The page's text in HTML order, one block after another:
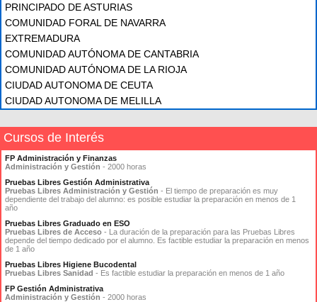
PRINCIPADO DE ASTURIAS
COMUNIDAD FORAL DE NAVARRA
EXTREMADURA
COMUNIDAD AUTÓNOMA DE CANTABRIA
COMUNIDAD AUTÓNOMA DE LA RIOJA
CIUDAD AUTONOMA DE CEUTA
CIUDAD AUTONOMA DE MELILLA
Cursos de Interés
FP Administración y Finanzas
Administración y Gestión - 2000 horas
Pruebas Libres Gestión Administrativa
Pruebas Libres Administración y Gestión - El tiempo de preparación es muy
dependiente del trabajo del alumno: es posible estudiar la preparación en menos de 1
año
Pruebas Libres Graduado en ESO
Pruebas Libres de Acceso - La duración de la preparación para las Pruebas Libres
depende del tiempo dedicado por el alumno. Es factible estudiar la preparación en menos
de 1 año
Pruebas Libres Higiene Bucodental
Pruebas Libres Sanidad - Es factible estudiar la preparación en menos de 1 año
FP Gestión Administrativa
Administración y Gestión - 2000 horas